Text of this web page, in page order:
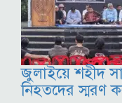
জুলাইয়ে শহীদ
নিহতদের স্মরণ